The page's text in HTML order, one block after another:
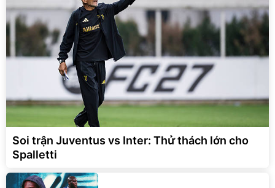
Soi trận Juventus vs Inter: Thử thách lớn cho
Spalletti